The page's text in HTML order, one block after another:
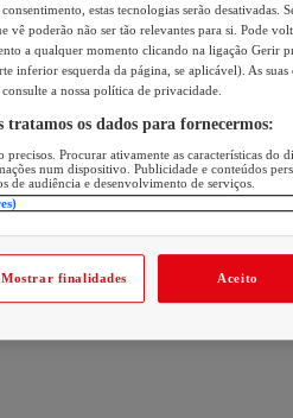
estas tecnologias serão desativadas.
vê poderão não ser tão relevantes para si. Pode
a qualquer momento clicando na ligação Gerir
inferior esquerda da página, se aplicável). As suas
a nossa política de privacidade.
tratamos os dados para fornecermos:
precisos. Procurar ativamente as características do
num dispositivo. Publicidade e conteúdos
de audiência e desenvolvimento de serviços.
Mostrar finalidades Aceito